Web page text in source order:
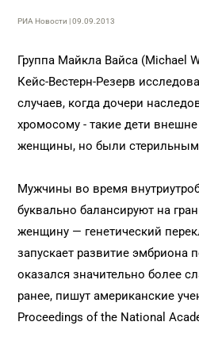
РИА Новости | 09.09.2013
Группа Майкла Вайса (Michael
Кейс-Вестерн-Резерв
случаев, когда дочери
хромосому - такие дети
женщины, но были
Мужчины во время
буквально балансируют на
женщину — генетический
запускает развитие эмбриона
оказался значительно более
ранее, пишут американские
Proceedings of the National